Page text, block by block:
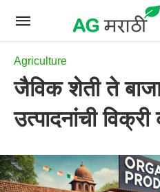
Agriculture
जैविक शेती ते
उत्पादनांची